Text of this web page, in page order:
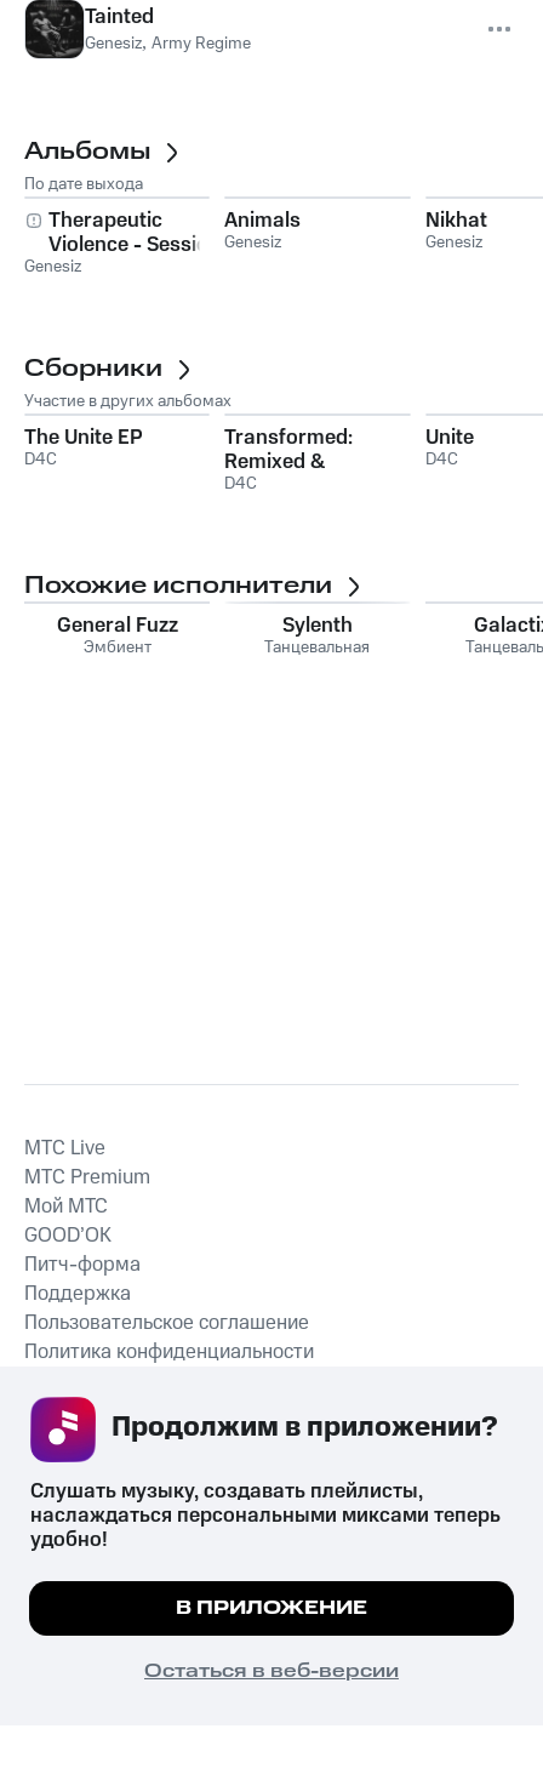
Tainted
Genesiz, Army Regime
Альбомы
По дате выхода
Therapeutic
Violence - Session
I: Confessions
Genesiz
Animals
Genesiz
Nikhat
Genesiz
Сборники
Участие в других альбомах
The Unite EP
D4C
Transformed:
Remixed &
Recreated (Volume
D4C
Unite
D4C
Похожие исполнители
General Fuzz
Эмбиент
Sylenth
Танцевальная
СКАЧАТЬ ПРИЛОЖЕНИЕ
MTС Live
MTС Premium
Мой МТС
GOOD’OK
Питч-форма
Поддержка
Пользовательское соглашение
Политика конфиденциальности
психотропных веществ, их аналогов причиняет вред здоровью,
их незаконный оборот запрещён и влечёт установленную
законодательством ответственность.
© 2026 ООО «КИОН».
Все права защищены
Мы используем куки, чтобы на сайте все
Подробнее
ПОНЯТНО
Слушать музыку, создавать плейлисты,
наслаждаться персональными миксами теперь
удобно!
В ПРИЛОЖЕНИЕ
Остаться в веб-версии